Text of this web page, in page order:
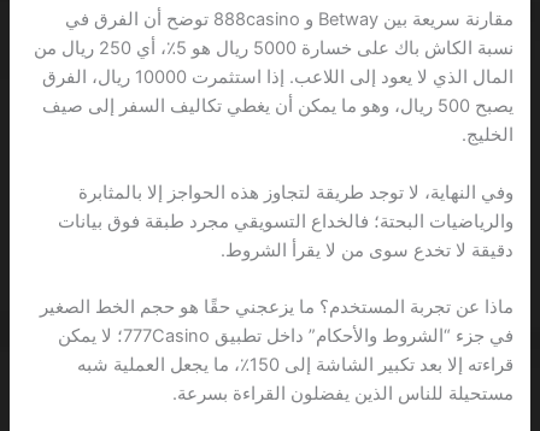
مقارنة سريعة بين Betway و 888casino توضح أن الفرق في
نسبة الكاش باك على خسارة 5000 ريال هو 5٪، أي 250 ريال من
المال الذي لا يعود إلى اللاعب. إذا استثمرت 10000 ريال، الفرق
يصبح 500 ريال، وهو ما يمكن أن يغطي تكاليف السفر إلى صيف
الخليج.
وفي النهاية، لا توجد طريقة لتجاوز هذه الحواجز إلا بالمثابرة
والرياضيات البحتة؛ فالخداع التسويقي مجرد طبقة فوق بيانات
دقيقة لا تخدع سوى من لا يقرأ الشروط.
ماذا عن تجربة المستخدم؟ ما يزعجني حقًا هو حجم الخط الصغير
في جزء “الشروط والأحكام” داخل تطبيق 777Casino؛ لا يمكن
قراءته إلا بعد تكبير الشاشة إلى 150٪، ما يجعل العملية شبه
مستحيلة للناس الذين يفضلون القراءة بسرعة.